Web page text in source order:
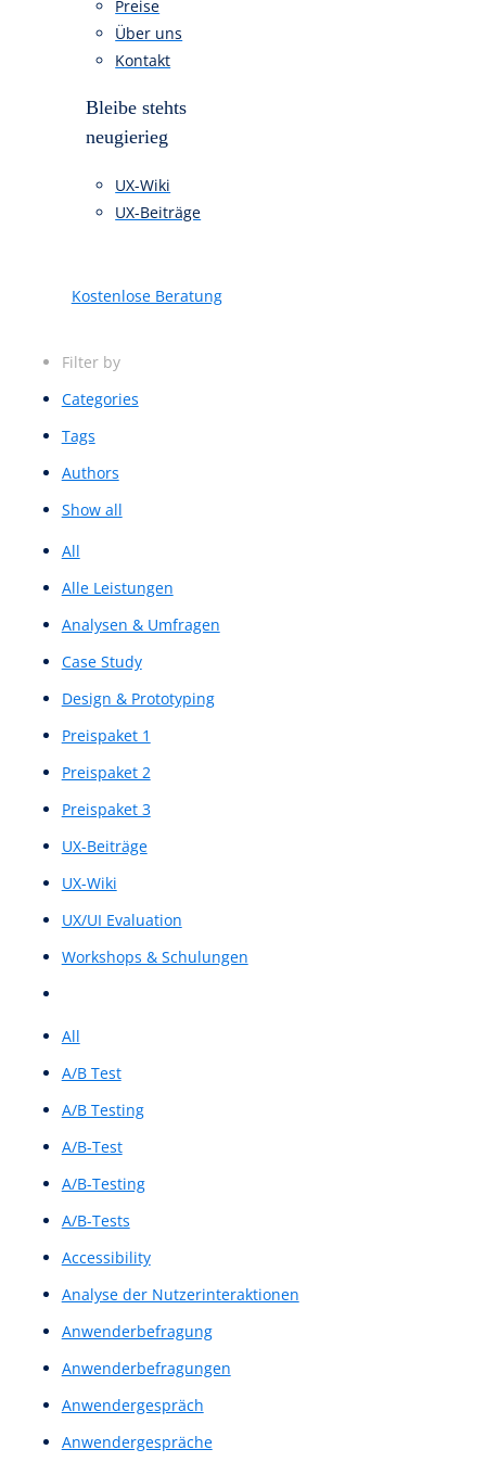
Kostenlose Beratung
UX sense auf
Alle Leistungen
Über uns
Bleibe stehts
Kostenlose Beratung
Filter by
Categories
Show all
All
Alle Leistungen
Analysen & Umfragen
Design & Prototyping
Preispaket 1
UX-Beiträge
UX-Wiki
UX/UI Evaluation
Workshops & Schulungen
All